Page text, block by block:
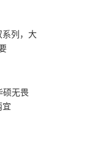
系列，大
硕无畏
宜